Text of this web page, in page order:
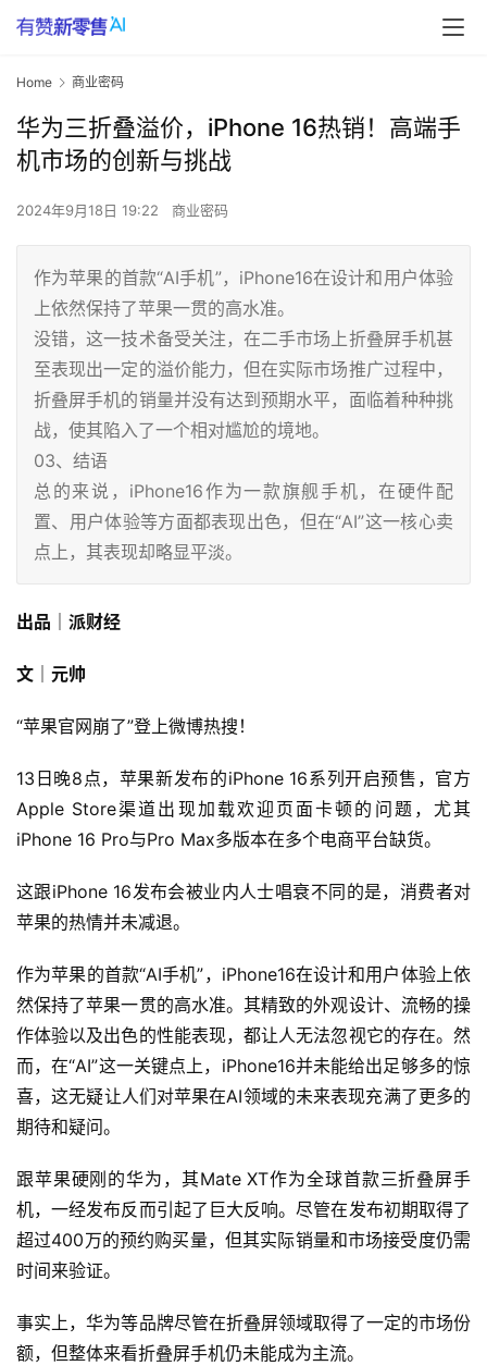
Home 商业密码
华为三折叠溢价，iPhone 16热销！高端手
机市场的创新与挑战
2024年9月18日 19:22 商业密码
作为苹果的首款“AI手机”，iPhone16在设计和用户体验
上依然保持了苹果一贯的高水准。
没错，这一技术备受关注，在二手市场上折叠屏手机甚
至表现出一定的溢价能力，但在实际市场推广过程中，
折叠屏手机的销量并没有达到预期水平，面临着种种挑
战，使其陷入了一个相对尴尬的境地。
03、结语
总的来说，iPhone16作为一款旗舰手机，在硬件配
置、用户体验等方面都表现出色，但在“AI”这一核心卖
点上，其表现却略显平淡。
出品｜派财经
文｜元帅
“苹果官网崩了”登上微博热搜！
13日晚8点，苹果新发布的iPhone 16系列开启预售，官方
Apple Store渠道出现加载欢迎页面卡顿的问题，尤其
iPhone 16 Pro与Pro Max多版本在多个电商平台缺货。
这跟iPhone 16发布会被业内人士唱衰不同的是，消费者对
苹果的热情并未减退。
作为苹果的首款“AI手机”，iPhone16在设计和用户体验上依
然保持了苹果一贯的高水准。其精致的外观设计、流畅的操
作体验以及出色的性能表现，都让人无法忽视它的存在。然
而，在“AI”这一关键点上，iPhone16并未能给出足够多的惊
喜，这无疑让人们对苹果在AI领域的未来表现充满了更多的
期待和疑问。
跟苹果硬刚的华为，其Mate XT作为全球首款三折叠屏手
机，一经发布反而引起了巨大反响。尽管在发布初期取得了
超过400万的预约购买量，但其实际销量和市场接受度仍需
时间来验证。
事实上，华为等品牌尽管在折叠屏领域取得了一定的市场份
额，但整体来看折叠屏手机仍未能成为主流。